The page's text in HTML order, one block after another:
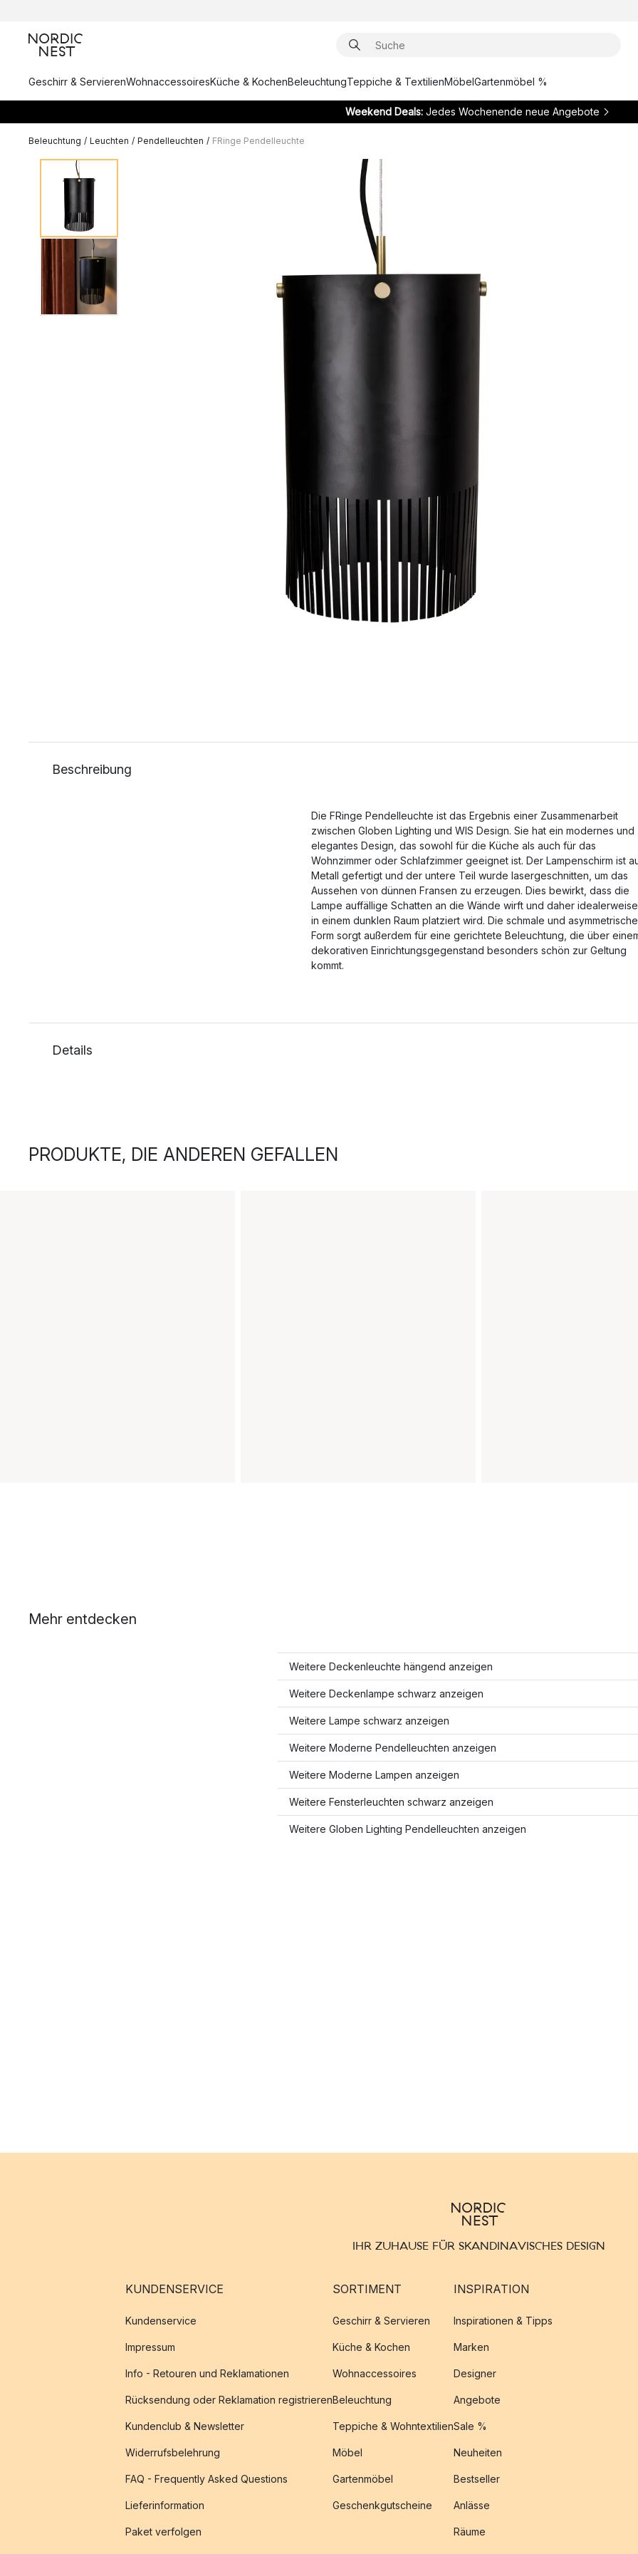
Geschirr & ServierenWohnaccessoiresKüche & KochenBeleuchtungTeppiche & TextilienMöbelGartenmöbel %
Weekend Deals:Jedes Wochenende neue Angebote
Beleuchtung / Leuchten / Pendelleuchten / FRinge Pendelleuchte
Beschreibung
Die FRinge Pendelleuchte ist das Ergebnis einer Zusammenarbeit
zwischen Globen Lighting und WIS Design. Sie hat ein modernes und
elegantes Design, das sowohl für die Küche als auch für das
Wohnzimmer oder Schlafzimmer geeignet ist. Der Lampenschirm ist
Metall gefertigt und der untere Teil wurde lasergeschnitten, um das
Aussehen von dünnen Fransen zu erzeugen. Dies bewirkt, dass die
Lampe auffällige Schatten an die Wände wirft und daher idealerweise
in einem dunklen Raum platziert wird. Die schmale und asymmetrische
Form sorgt außerdem für eine gerichtete Beleuchtung, die über
dekorativen Einrichtungsgegenstand besonders schön zur Geltung
kommt.
Details
PRODUKTE, DIE ANDEREN GEFALLEN
Mehr entdecken
Weitere Deckenleuchte hängend anzeigen
Weitere Deckenlampe schwarz anzeigen
Weitere Lampe schwarz anzeigen
Weitere Moderne Pendelleuchten anzeigen
Weitere Moderne Lampen anzeigen
Weitere Fensterleuchten schwarz anzeigen
Weitere Globen Lighting Pendelleuchten anzeigen
IHR ZUHAUSE FÜR SKANDINAVISCHES DESIGN
KUNDENSERVICE
Kundenservice
Impressum
Info - Retouren und Reklamationen
Rücksendung oder Reklamation registrieren
Kundenclub & Newsletter
Widerrufsbelehrung
FAQ - Frequently Asked Questions
Lieferinformation
Paket verfolgen
SORTIMENT
Geschirr & Servieren
Küche & Kochen
Wohnaccessoires
Beleuchtung
Teppiche & Wohntextilien
Möbel
Gartenmöbel
Geschenkgutscheine
INSPIRATION
Inspirationen & Tipps
Marken
Designer
Angebote
Sale %
Neuheiten
Bestseller
Anlässe
Räume